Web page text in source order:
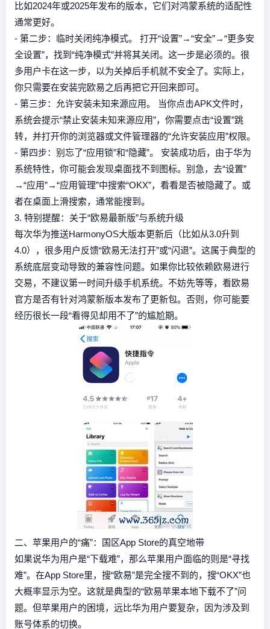
比如2024年或2025年发布的版本，它们对鸿蒙系统的适配性
通常更好。
- 第二步：临时关闭纯净模式。 打开“设置”→“安全”→“更多安
全设置”，找到“纯净模式”并将其关闭。这一步是必须的。很
多用户卡在这一步，以为关掉后手机就不安全了。实际上，
你只需要在安装完欧易之后再把它开回来即可。
- 第三步：允许安装未知来源应用。 当你点击APK文件时，
系统会提示“禁止安装未知来源应用”，你需要点击“设置”跳
转，并打开你的浏览器或文件管理器的“允许安装应用”权限。
- 第四步：别忘了“应用锁”和“隐藏”。 安装成功后，由于华为
系统特性，你可能会发现桌面找不到图标。别急，去“设置”
→“应用”→“应用管理”中搜索“OKX”，看看是否被隐藏了。或
者在桌面上滑搜索，通常能搜到。
3. 特别提醒：关于“欧易最新版”与系统升级
每次华为推送HarmonyOS大版本更新后（比如从3.0升到
4.0），很多用户反馈“欧易无法打开”或“闪退”。这属于典型的
系统底层变动导致的兼容性问题。如果你比较依赖欧易进行
交易，不建议第一时间升级手机系统。不妨先等等，看欧易
官方是否有针对鸿蒙新版本发布了更新包。否则，你可能要
经历很长一段“看得见却用不了”的尴尬期。
二、苹果用户的“痛”：国区App Store的真空地带
如果说华为用户是“下载难”，那么苹果用户面临的则是“寻找
难”。在App Store里，搜“欧易”是完全搜不到的，搜“OKX”也
大概率显示为空。这就是典型的“欧易苹果本地下载不了”问
题。但苹果用户的困境，远比华为用户要复杂，因为涉及到
账号体系的切换。